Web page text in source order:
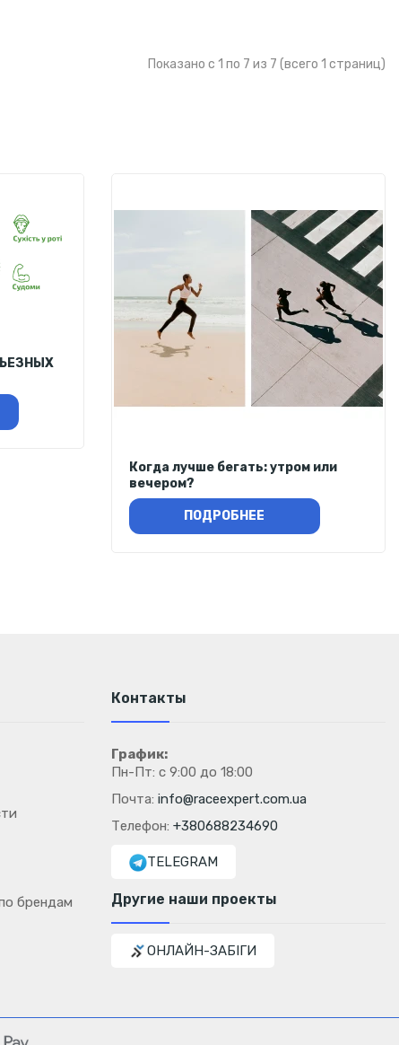
Показано с 1 по 7 из 7 (всего 1 страниц)
Когда лучше бегать: утром или
вечером?
ПОДРОБНЕЕ
брендам
Контакты
График:
Пн-Пт: с 9:00 до 18:00
Почта: info@raceexpert.com.ua
Телефон: +380688234690
TELEGRAM
Другие наши проекты
ОНЛАЙН-ЗАБІГИ